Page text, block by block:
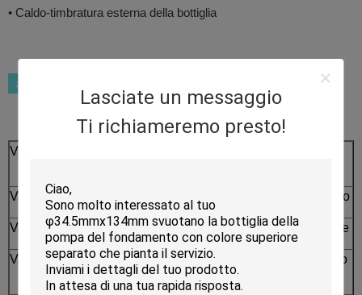
Lasciate un messaggio
Ti richiameremo presto!
• Caldo-timbratura esterna della bottiglia
Vantaggio 1
Vantaggio 2
struttura doppia per funzionale di lusso con lo
strato esterno acrilico
Vantaggio 3
adatto ad opzioni liquide multiple come come
il siero, crema, lozione ecc
Vantaggio 4
la capsula interna ed il barattolo interno sono
adatti a metallizzare la decorazione per lo
sguardo brillante.